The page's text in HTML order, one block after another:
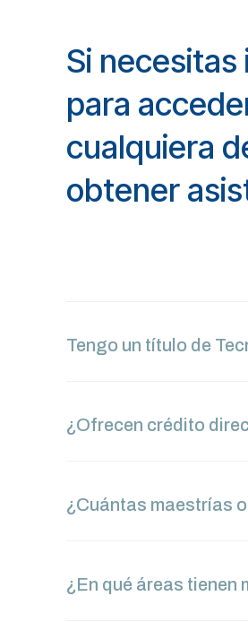
Si
para
cualquiera
obtener
Tengo un título de
¿Ofrecen crédito
¿Cuántas maestrías
¿En qué áreas tienen